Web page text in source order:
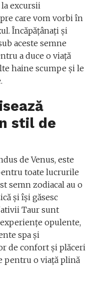
excursii
care vom vorbi în
Încăpățânați și
aceste semne
a duce o viață
haine scumpe și le
stil de
de Venus, este
toate lucrurile
semn zodiacal au o
și își găsesc
Taur sunt
opulente,
spa și
de confort și plăceri
pentru o viață plină